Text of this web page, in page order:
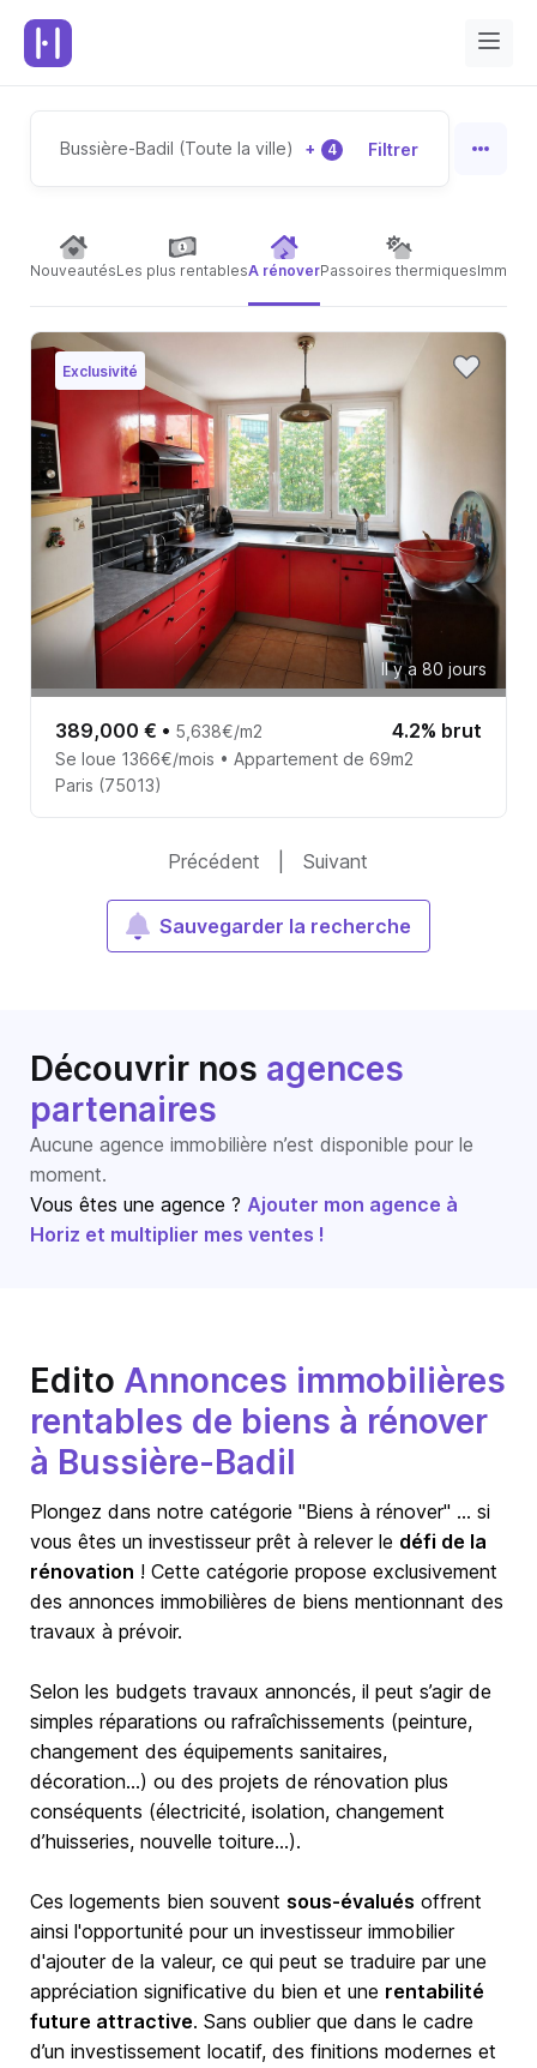
Bussière-Badil (Toute la ville) + 4 Filtrer
NouveautésLes plus rentablesA rénoverPassoires thermiques
Exclusivité
Il y a 80 jours
389,000 € • 5,638€/m2 4.2% brut
Se loue 1366€/mois • Appartement de 69m2
Paris (75013)
Précédent Suivant
Sauvegarder la recherche
Découvrir nos agences
partenaires
Aucune agence immobilière n’est disponible pour le
moment.
Vous êtes une agence ? Ajouter mon agence à
Horiz et multiplier mes ventes !
Edito Annonces immobilières
rentables de biens à rénover
à Bussière-Badil
Plongez dans notre catégorie "Biens à rénover" … si
vous êtes un investisseur prêt à relever le défi de la
rénovation ! Cette catégorie propose exclusivement
des annonces immobilières de biens mentionnant des
travaux à prévoir.
Selon les budgets travaux annoncés, il peut s’agir de
simples réparations ou rafraîchissements (peinture,
changement des équipements sanitaires,
décoration…) ou des projets de rénovation plus
conséquents (électricité, isolation, changement
d’huisseries, nouvelle toiture…).
Ces logements bien souvent sous-évalués offrent
ainsi l'opportunité pour un investisseur immobilier
d'ajouter de la valeur, ce qui peut se traduire par une
appréciation significative du bien et une rentabilité
future attractive. Sans oublier que dans le cadre
d’un investissement locatif, des finitions modernes et